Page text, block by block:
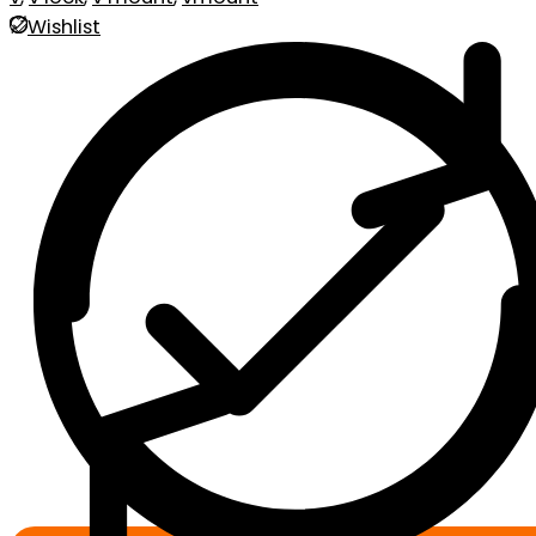
Wishlist